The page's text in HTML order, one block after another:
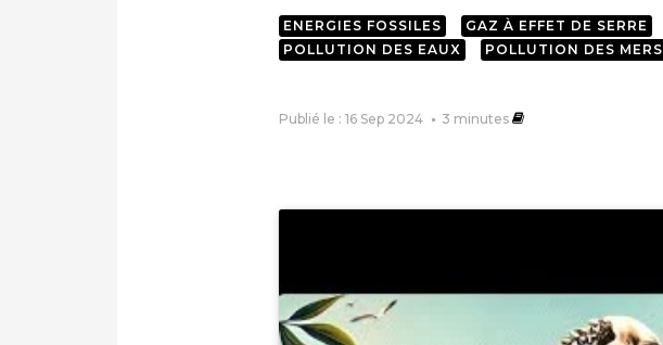
ENERGIES FOSSILES GAZ À EFFET DE SERRE
POLLUTION DES EAUX
POLLUTION DES MERS
Publié le : 16 Sep 2024 3 minutes